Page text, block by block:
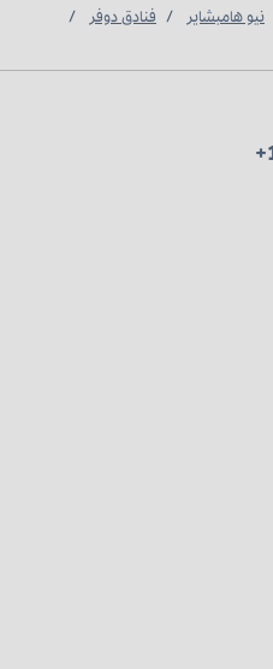
نيو هامبشاير / فنادق دوفر
/